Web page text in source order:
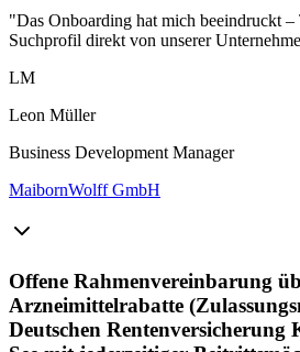
"Das Onboarding hat mich beeindruckt –
Suchprofil direkt von unserer
LM
Leon Müller
Business Development Manager
MaibornWolff GmbH
Offene Rahmenvereinbarung
Arzneimittelrabatte
Deutschen Rentenversicherung